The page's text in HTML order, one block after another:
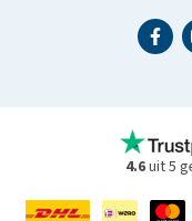
4.6uit 5